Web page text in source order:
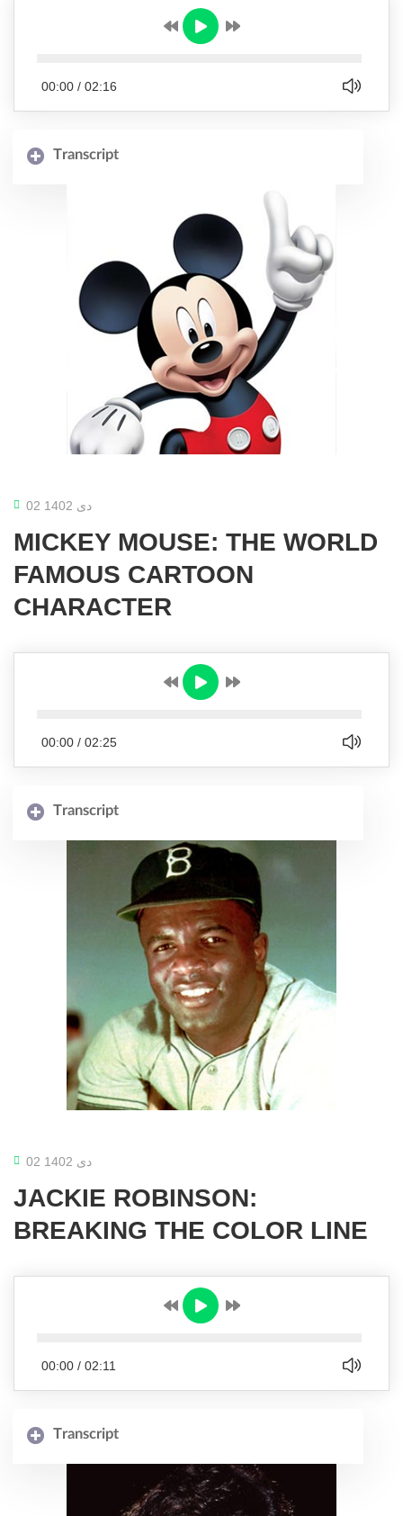
00:00 / 02:16
Transcript
02 دی 1402
MICKEY MOUSE: THE WORLD
FAMOUS CARTOON
CHARACTER
00:00 / 02:25
Transcript
02 دی 1402
JACKIE ROBINSON:
BREAKING THE COLOR LINE
00:00 / 02:11
Transcript